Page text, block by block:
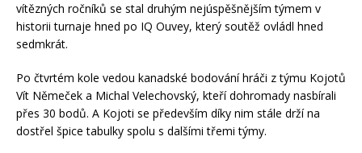
vítězných ročníků se stal druhým nejúspěšnějším týmem v
historii turnaje hned po IQ Ouvey, který soutěž ovládl hned
sedmkrát.
Po čtvrtém kole vedou kanadské bodování hráči z týmu Kojotů
Vít Němeček a Michal Velechovský, kteří dohromady nasbírali
přes 30 bodů. A Kojoti se především díky nim stále drží na
dostřel špice tabulky spolu s dalšími třemi týmy.